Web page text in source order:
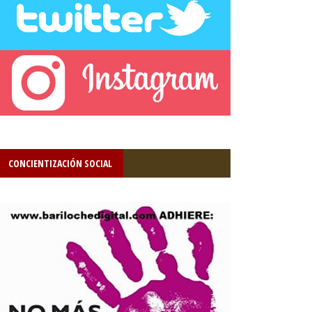
CONCIENTIZACIÓN SOCIAL